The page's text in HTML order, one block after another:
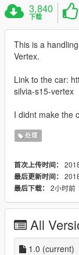
3,840
下载
This is a
Vertex.
Link to the car:
silvia-s15-vertex
I didnt make the
处理
首次上传时间：
最后更新时间：
最后下载： 2小时前
All
1.0 (current)